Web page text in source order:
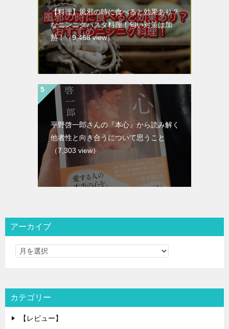
【料理】風邪の時に食べると効果あり？
なニンニクパスタ料理！匂い対策は加
熱！（9,468 view）
平野啓一郎さんの『本心』から読み解く
他者性と向き合うについて思うこと
（7,303 view）
アーカイブ
カテゴリー
【レビュー】